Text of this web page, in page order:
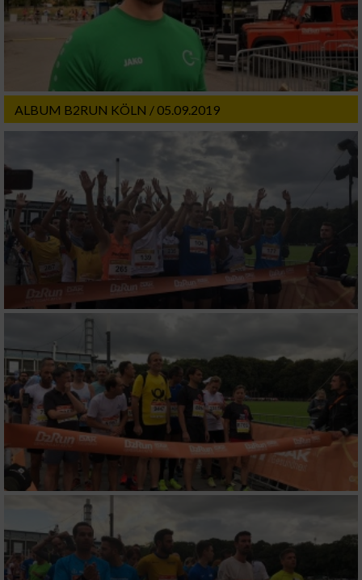
ALBUM B2RUN KÖLN / 05.09.2019